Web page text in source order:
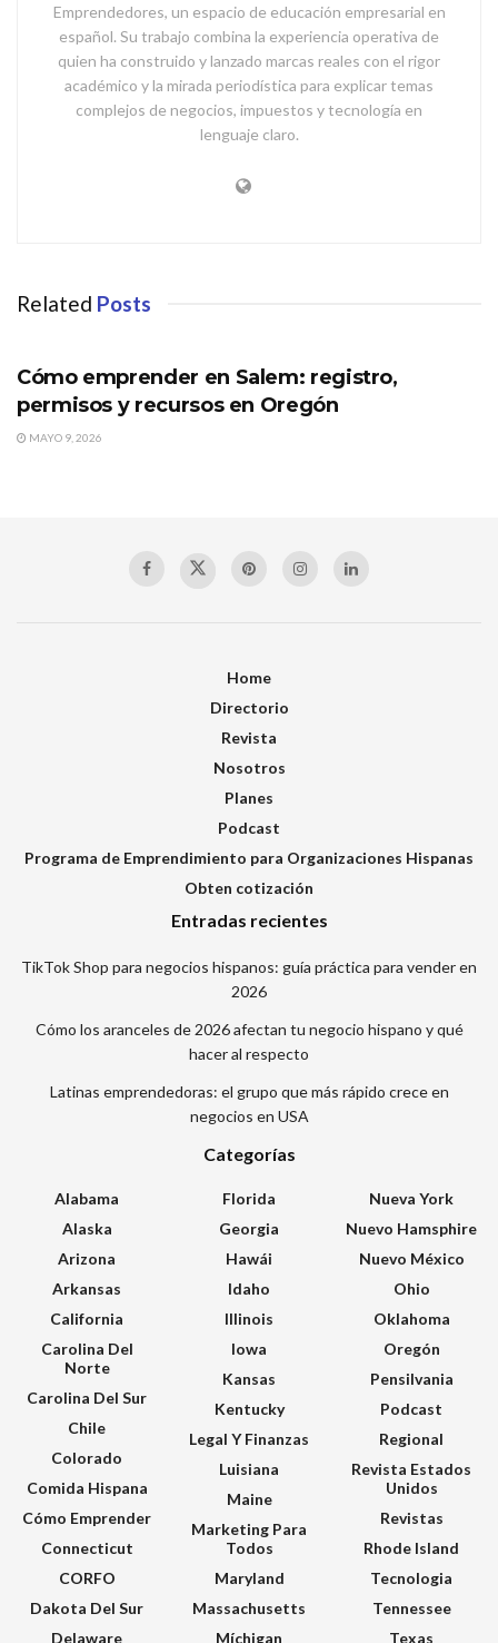
Emprendedores, un espacio de educación empresarial en
español. Su trabajo combina la experiencia operativa de
quien ha construido y lanzado marcas reales con el rigor
académico y la mirada periodística para explicar temas
complejos de negocios, impuestos y tecnología en
lenguaje claro.
Related Posts
Cómo emprender en Salem: registro,
permisos y recursos en Oregón
MAYO 9, 2026
Home
Directorio
Revista
Nosotros
Planes
Podcast
Programa de Emprendimiento para Organizaciones Hispanas
Obten cotización
Entradas recientes
TikTok Shop para negocios hispanos: guía práctica para vender en
2026
Cómo los aranceles de 2026 afectan tu negocio hispano y qué
hacer al respecto
Latinas emprendedoras: el grupo que más rápido crece en
negocios en USA
Categorías
Alabama
Alaska
Arizona
Arkansas
California
Carolina Del
Norte
Carolina Del Sur
Chile
Colorado
Comida Hispana
Cómo Emprender
Connecticut
CORFO
Dakota Del Sur
Delaware
Florida
Georgia
Hawái
Idaho
Illinois
Iowa
Kansas
Kentucky
Legal Y Finanzas
Luisiana
Maine
Marketing Para
Todos
Maryland
Massachusetts
Míchigan
Nueva York
Nuevo Hamsphire
Nuevo México
Ohio
Oklahoma
Oregón
Pensilvania
Podcast
Regional
Revista Estados
Unidos
Revistas
Rhode Island
Tecnologia
Tennessee
Texas